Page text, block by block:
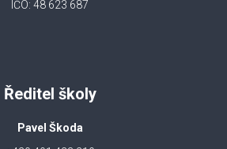
IČO: 48 623 687
Ředitel školy
Pavel Škoda